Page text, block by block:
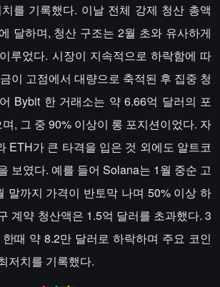
를 기록했다. 이날 전체 강제 청산 총액
달하며, 청산 구조는 2월 초와 유사하게
루었다. 시장이 지속적으로 하락함에 따
이 고점에서 대량으로 축적된 후 집중 청
Bybit 한 거래소는 약 6.66억 달러의 포
, 그 중 90% 이상이 롱 포지션이었다. 자
ETH가 큰 타격을 입은 것 외에도 알트코
보였다. 예를 들어 Solana는 1월 중순 고
말까지 가격이 반토막 나며 50% 이상 하
계약 청산액은 1.5억 달러를 초과했다. 3
때 약 8.2만 달러로 하락하며 주요 코인
저치를 기록했다.